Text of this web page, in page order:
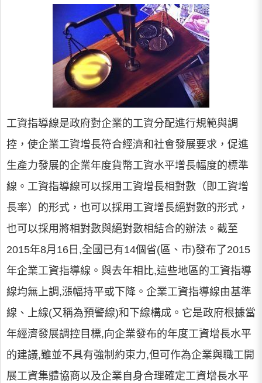
工資指導線是政府對企業的工資分配進行規範與調
控，使企業工資增長符合經濟和社會發展要求，促進
生產力發展的企業年度貨幣工資水平增長幅度的標準
線。工資指導線可以採用工資增長相對數（即工資增
長率）的形式，也可以採用工資增長絕對數的形式，
也可以採用將相對數與絕對數相結合的辦法。截至
2015年8月16日,全國已有14個省(區、市)發布了2015
年企業工資指導線。與去年相比,這些地區的工資指導
線均無上調,漲幅持平或下降。企業工資指導線由基準
線、上線(又稱為預警線)和下線構成。它是政府根據當
年經濟發展調控目標,向企業發布的年度工資增長水平
的建議,雖並不具有強制約束力,但可作為企業與職工開
展工資集體協商以及企業自身合理確定工資增長水平